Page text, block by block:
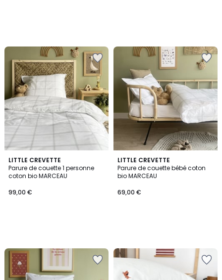
LITTLE CREVETTE
Parure de couette 1 personne
coton bio MARCEAU
99,00 €
LITTLE CREVETTE
Parure de couette bébé coton
bio MARCEAU
69,00 €